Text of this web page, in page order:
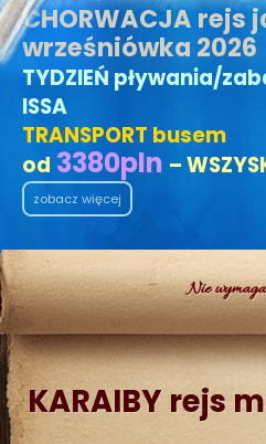
CHORWACJA rejs
wrześniówka 2026
TYDZIEŃ pływania/
ISSA
TRANSPORT busem
od 3380pln –
zobacz więcej
Nie
KARAIBY rejs